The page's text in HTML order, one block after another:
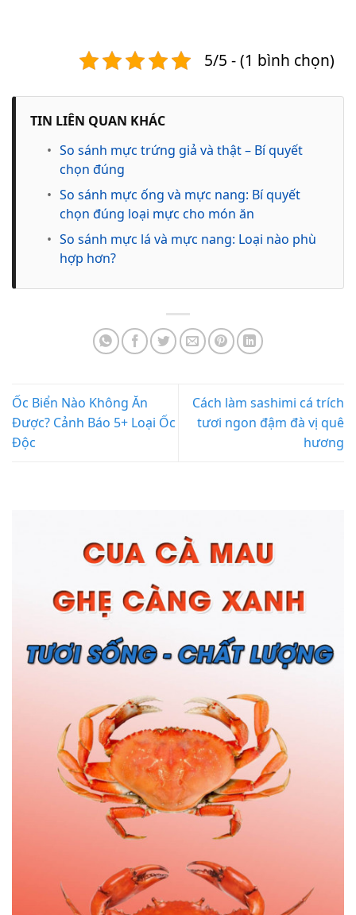
5/5 - (1 bình chọn)
TIN LIÊN QUAN KHÁC
• So sánh mực trứng giả và thật – Bí quyết
chọn đúng
• So sánh mực ống và mực nang: Bí quyết
chọn đúng loại mực cho món ăn
• So sánh mực lá và mực nang: Loại nào phù
hợp hơn?
Ốc Biển Nào Không Ăn
Được? Cảnh Báo 5+ Loại Ốc
Độc
Cách làm sashimi cá trích
tươi ngon đậm đà vị quê
hương